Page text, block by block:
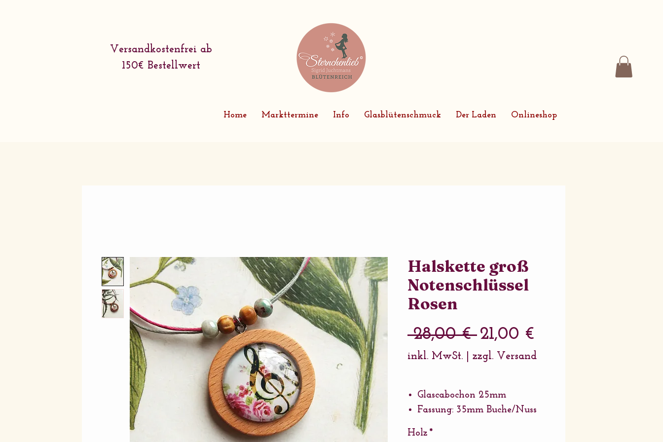
Home Markttermine Info Glasblütenschmuck Der Laden Onlineshop
Versandkostenfrei ab
150€ Bestellwert
Halskette groß
Notenschlüssel
Rosen
28,00 € Standardpreis
21,00 €
Preis
inkl. MwSt. zzgl. Versand
Glascabochon 25mm
Fassung: 35mm Buche/Nuss
Holz *